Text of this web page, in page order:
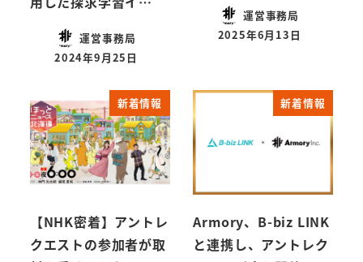
運営事務局
2024年9月25日
運営事務局
2025年6月13日
新着情報
【NHK密着】アントレ
クエストの参加者が取
新着情報
Armory、B-biz LINK
と連携し、アントレク